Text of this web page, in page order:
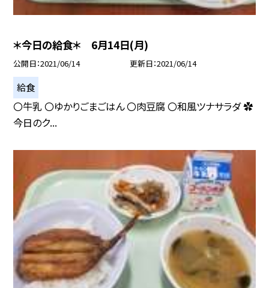
＊今日の給食＊ 6月14日(月)
公開日 2021/06/14 更新日 2021/06/14
給食
〇牛乳 〇ゆかりごまごはん 〇肉豆腐 〇和風ツナサラダ ✿
今日のク...